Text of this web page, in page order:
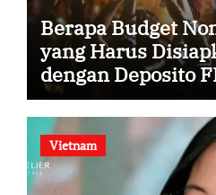
Berapa Budget
yang Harus
dengan Deposito
Vietnam